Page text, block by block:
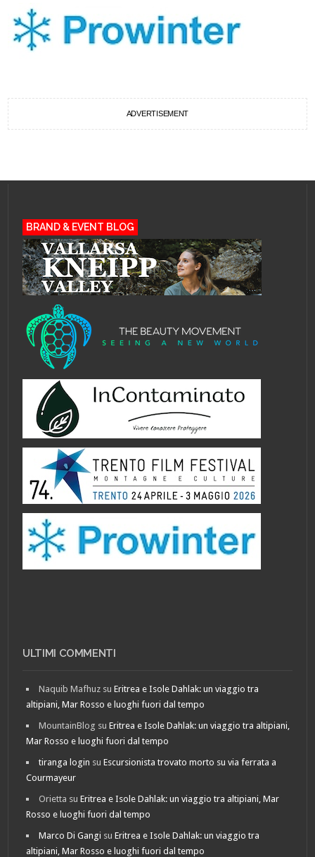
ADVERTISEMENT
BRAND & EVENT BLOG
ULTIMI COMMENTI
Naquib Mafhuz suEritrea e Isole Dahlak: un viaggio tra
altipiani, Mar Rosso e luoghi fuori dal tempo
MountainBlog suEritrea e Isole Dahlak: un viaggio tra altipiani,
Mar Rosso e luoghi fuori dal tempo
tiranga login suEscursionista trovato morto su via ferrata a
Courmayeur
Orietta suEritrea e Isole Dahlak: un viaggio tra altipiani, Mar
Rosso e luoghi fuori dal tempo
Marco Di Gangi suEritrea e Isole Dahlak: un viaggio tra
altipiani, Mar Rosso e luoghi fuori dal tempo